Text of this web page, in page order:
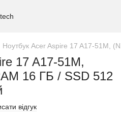
Ноутбук Acer Aspire 17 A17-51M,
17 A17-51M,
16 ГБ / SSD 512
відгук